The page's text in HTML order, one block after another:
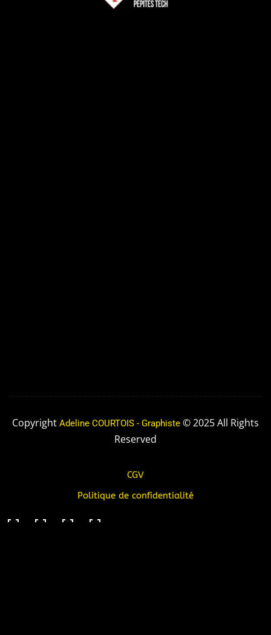
Copyright Adeline COURTOIS - Graphiste © 2025 All Rights
Reserved
CGV
Politique de confidentialité